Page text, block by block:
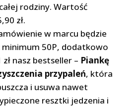
rodziny. Wartość
zł.
w marcu będzie
minimum 50P, dodatkowo
nasz bestseller – Piankę
przypaleń, która
i usuwa nawet
resztki jedzenia i